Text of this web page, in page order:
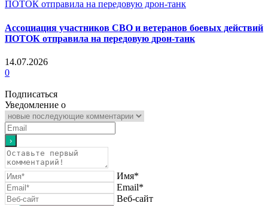
Ассоциация участников СВО и ветеранов боевых действий
ПОТОК отправила на передовую дрон-танк
14.07.2026
0
Подписаться
Уведомление о
Имя*
Email*
Веб-сайт